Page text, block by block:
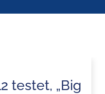
testet, „Big